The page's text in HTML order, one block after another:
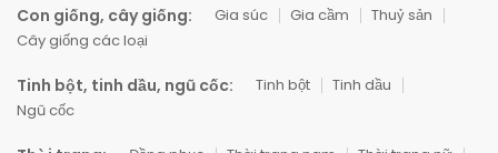
Con giống, cây giống: Gia súc Gia cầm
Thuỷ sản
Cây giống các loại
Tinh bột, tinh dầu, ngũ cốc: Tinh bột
Tinh dầu
Ngũ cốc